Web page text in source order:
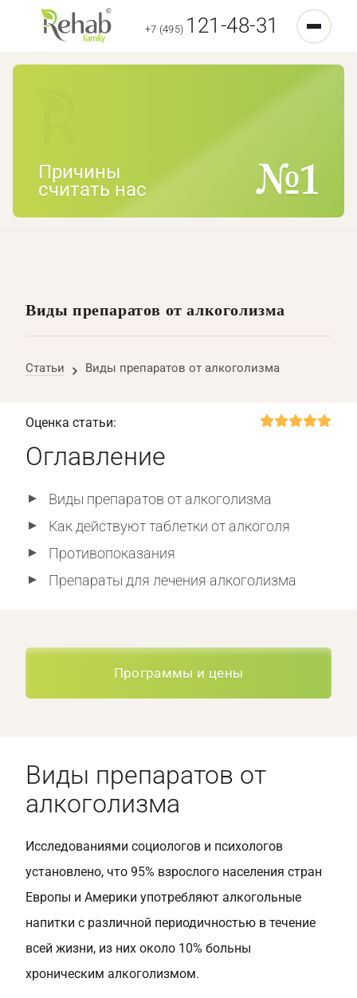
+7 (495) 121-48-31
Причины
считать нас
Виды препаратов от алкоголизма
Статьи Виды препаратов от алкоголизма
Оценка статьи:
Оглавление
Виды препаратов от алкоголизма
Как действуют таблетки от алкоголя
Противопоказания
Препараты для лечения алкоголизма
Программы и цены
Виды препаратов от
алкоголизма
Исследованиями социологов и психологов
установлено, что 95% взрослого населения стран
Европы и Америки употребляют алкогольные
напитки с различной периодичностью в течение
всей жизни, из них около 10% больны
хроническим алкоголизмом.